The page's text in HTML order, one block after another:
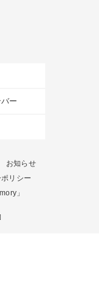
ー
お知らせ
リシー
」